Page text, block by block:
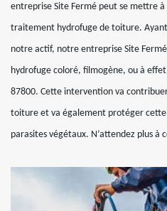
entreprise Site Fermé peut se mettre
traitement hydrofuge de toiture. Ayant
notre actif, notre entreprise Site
hydrofuge coloré, filmogène, ou à
87800. Cette intervention va
toiture et va également protéger
parasites végétaux. N’attendez plus à